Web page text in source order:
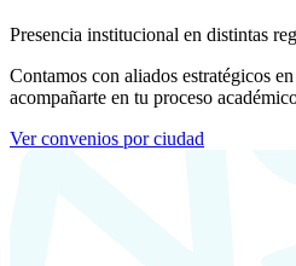
Presencia institucional en distintas
Contamos con aliados estratégicos
acompañarte en tu proceso
Ver convenios por ciudad